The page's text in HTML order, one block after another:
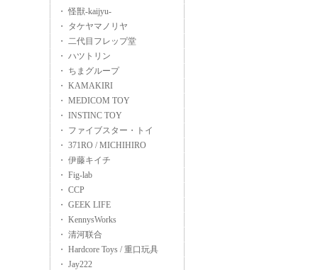
・ 怪獣-kaijyu-
・ タケヤマノリヤ
・ 二代目フレップ堂
・ ハツトリン
・ ちまグループ
・ KAMAKIRI
・ MEDICOM TOY
・ INSTINC TOY
・ ファイブスター・トイ
・ 371RO / MICHIHIRO
・ 伊藤キイチ
・ Fig-lab
・ CCP
・ GEEK LIFE
・ KennysWorks
・ 清河联合
・ Hardcore Toys / 重口玩具
・ Jay222